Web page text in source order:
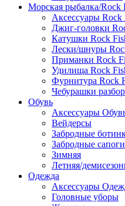
Морская рыбалка/Rock
Аксессуары Rock
Джиг-головки
Катушки Rock
Лески/шнуры
Приманки Rock
Удилища Rock
Фурнитура Rock
Чебурашки
Обувь
Аксессуары
Вейдерсы
Забродные
Забродные сапоги
Зимняя
Летняя/
Одежда
Аксессуары
Головные уборы